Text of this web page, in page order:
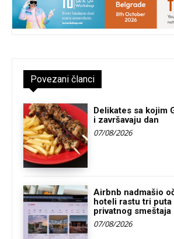
Povezani članci
Delikates sa kojim
i završavaju dan
07/08/2026
Airbnb nadmašio
hoteli rastu tri puta
privatnog smeštaja
07/08/2026